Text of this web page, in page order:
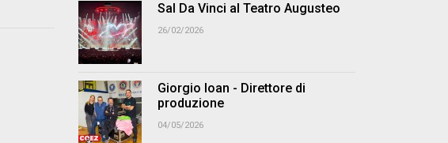
Sal Da Vinci al Teatro Augusteo
26/02/2026
Giorgio Ioan - Direttore di
produzione
04/05/2026